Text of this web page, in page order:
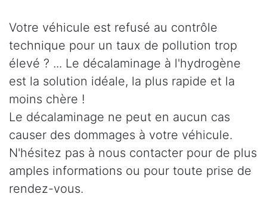
Votre véhicule est refusé au contrôle
technique pour un taux de pollution trop
élevé ? ... Le décalaminage à l'hydrogène
est la solution idéale, la plus rapide et la
moins chère !
Le décalaminage ne peut en aucun cas
causer des dommages à votre véhicule.
N'hésitez pas à nous contacter pour de plus
amples informations ou pour toute prise de
rendez-vous.